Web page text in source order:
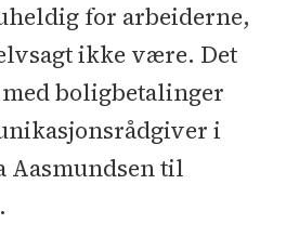
for arbeiderne,
ikke være. Det
boligbetalinger
i
Aasmundsen til